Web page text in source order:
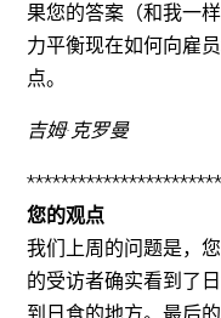
果您的答案（和我一
力平衡现在如何向雇
点。
吉姆·克罗曼
您的观点
我们上周的问题是，
的受访者确实看到了